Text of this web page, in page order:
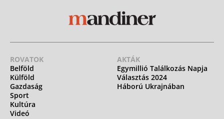
ROVATOK
Belföld
Külföld
Gazdaság
Sport
Kultúra
Videó
AKTÁK
Egymillió Találkozás Napja
Választás 2024
Háború Ukrajnában